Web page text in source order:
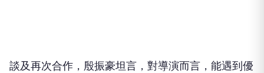
談及再次合作，殷振豪坦言，對導演而言， 能遇到優